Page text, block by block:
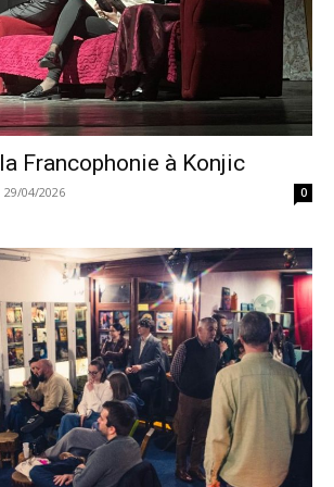
Francophonie à Konjic
29/04/2026 0